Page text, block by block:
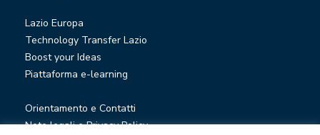
Lazio Europa
Technology Transfer Lazio
Boost your Ideas
Piattaforma e-learning
Orientamento e Contatti
Note legali e Privacy Policy